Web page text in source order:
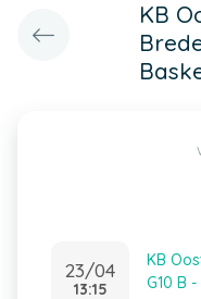
KB
23/04
13:15
KB
G10 B